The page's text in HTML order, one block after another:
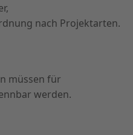
nach Projektarten.
müssen für
werden.